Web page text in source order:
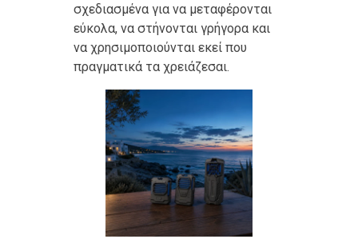
σχεδιασμένα για να μεταφέρονται
εύκολα, να στήνονται γρήγορα και
να χρησιμοποιούνται εκεί που
πραγματικά τα χρειάζεσαι.